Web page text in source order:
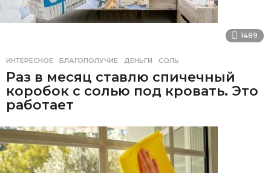
1489
ИНТЕРЕСНОЕ БЛАГОПОЛУЧИЕ ,ДЕНЬГИ ,СОЛЬ
Раз в месяц ставлю спичечный
коробок с солью под кровать. Это
работает